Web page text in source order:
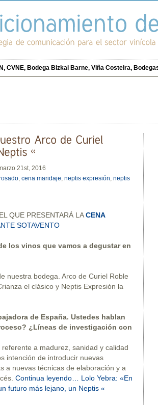
CVNE, Bodega Bizkai Barne, Viña Costeira,
21st, 2016
, cena maridaje, neptis expresión, neptis
QUE PRESENTARÁ LACENA
SOTAVENTO
los vinos que vamos a degustar en
nuestra bodega. Arco de Curiel Roble
el clásico y Neptis Expresión la
de España. Ustedes hablan
¿Líneas de investigación con
a madurez, sanidad y calidad
intención de introducir nuevas
a nuevas técnicas de elaboración y a
Continua leyendo… Lolo Yebra: «En
futuro más lejano, un Neptis «